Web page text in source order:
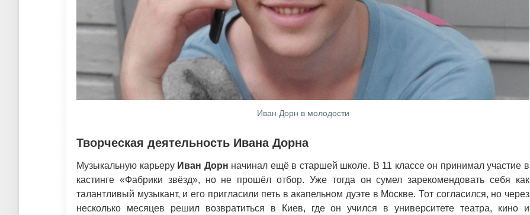
Иван Дорн в молодости
Творческая деятельность Ивана Дорна
Музыкальную карьеру Иван Дорн начинал ещё в старшей школе. В 11 классе он принимал участие в
кастинге «Фабрики звёзд», но не прошёл отбор. Уже тогда он сумел зарекомендовать себя как
талантливый музыкант, и его пригласили петь в акапельном дуэте в Москве. Тот согласился, но через
несколько месяцев решил возвратиться в Киев, где он учился в университете театра, кино и